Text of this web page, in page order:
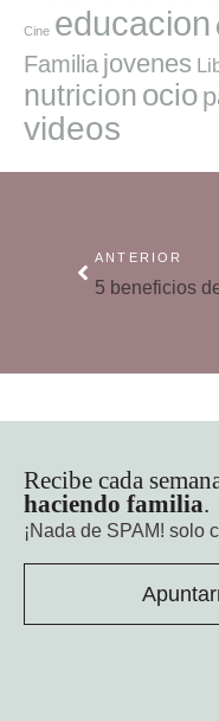
Cine educacion
Familia jovenes
nutricion ocio
videos
ANTERIOR
Recibe cada
haciendo familia.
¡Nada de SPAM! solo